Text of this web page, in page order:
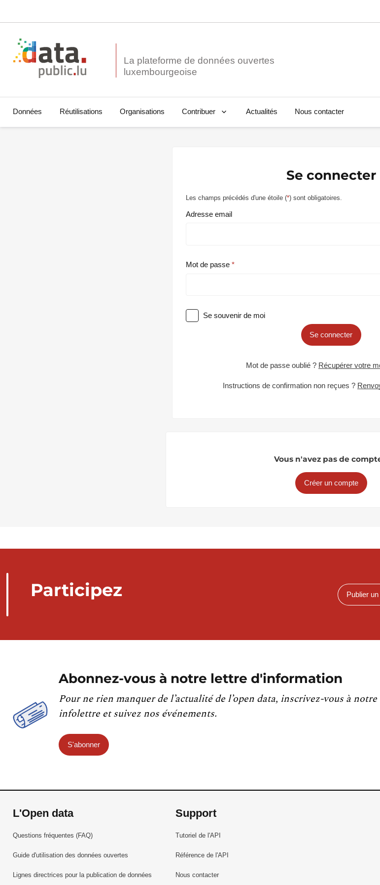
La plateforme de données ouvertes
Données Réutilisations Organisations Contribuer Actualités Nous contacter
Se connecter
Les champs précédés d'une étoile (*) sont obligatoires.
Adresse email
Mot de passe
Se souvenir de moi
Se connecter
Mot de passe oublié ? Récupérer votre
Instructions de confirmation non reçues ?
Vous n'avez pas de
Créer un compte
Participez Publier
Abonnez-vous à notre lettre d'information
Pour ne rien manquer de l’actualité de l’open data, inscrivez-vous à notre
infolettre et suivez nos événements.
S'abonner
L'Open data
Questions fréquentes (FAQ)
Guide d'utilisation des données ouvertes
Lignes directrices pour la publication de données
Support
Tutoriel de l'API
Référence de l'API
Nous contacter